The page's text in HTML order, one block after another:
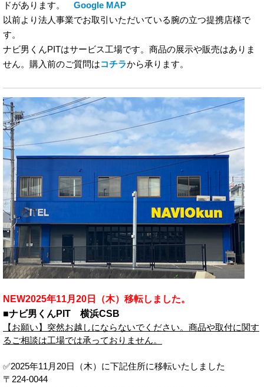
ドがあります。 Google MAP
以前より法人事業でお取引いただいている腕の立つ提携店様で
す。
ナビ男くんPITはサービス工場です。商品の展示や販売はありま
せん。購入前のご質問はコチラから承ります。
NEW2025年11月20日（木）移転しました。
■ナビ男くんPIT 横浜CSB
【お願い】突然お越しにならないでください。商品や取付に関す
るご相談は工場では承っておりません。
✅2025年11月20日（木）に下記住所に移転いたしました
〒224-0044